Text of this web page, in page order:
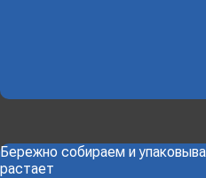
Бережно собираем и
растает